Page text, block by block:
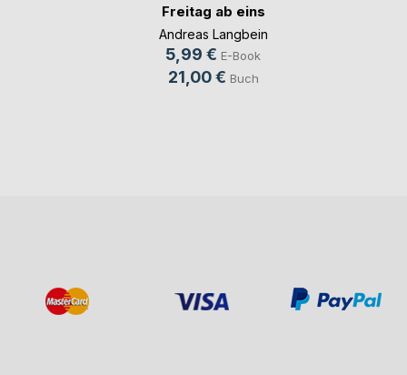
Freitag ab eins
Andreas Langbein
5,99 € E-Book
21,00 € Buch